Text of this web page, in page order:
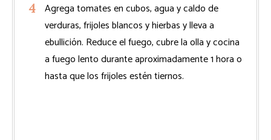
Agrega tomates en cubos, agua y caldo de
verduras, frijoles blancos y hierbas y lleva a
ebullición. Reduce el fuego, cubre la olla y cocina
a fuego lento durante aproximadamente 1 hora o
hasta que los frijoles estén tiernos.